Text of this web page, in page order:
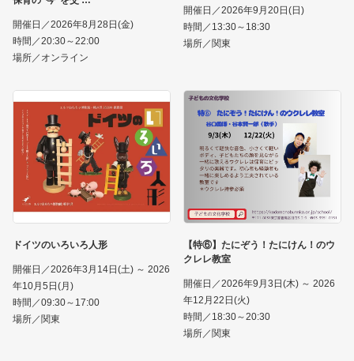
開催日／2026年8月28日(金)
時間／20:30～22:00
場所／オンライン
開催日／2026年9月20日(日)
時間／13:30～18:30
場所／関東
ドイツのいろいろ人形
開催日／2026年3月14日(土) ～ 2026
年10月5日(月)
時間／09:30～17:00
場所／関東
【特⑥】たにぞう！たにけん！のウ
クレレ教室
開催日／2026年9月3日(木) ～ 2026
年12月22日(火)
時間／18:30～20:30
場所／関東